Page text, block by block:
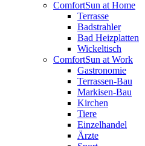
ComfortSun at Home
Terrasse
Badstrahler
Bad Heizplatten
Wickeltisch
ComfortSun at Work
Gastronomie
Terrassen-Bau
Markisen-Bau
Kirchen
Tiere
Einzelhandel
Ärzte